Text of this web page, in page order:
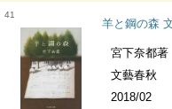
41
羊と鋼の森
宮下奈都著
文藝春秋
2018/02